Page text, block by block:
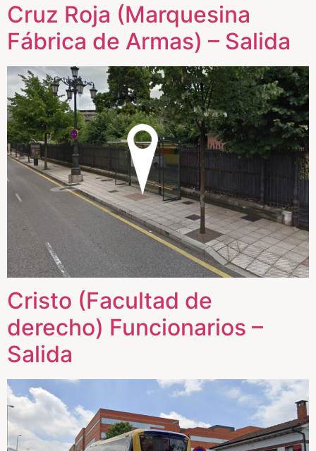
Cruz Roja (Marquesina
Fábrica de Armas) – Salida
Cristo (Facultad de
derecho) Funcionarios –
Salida